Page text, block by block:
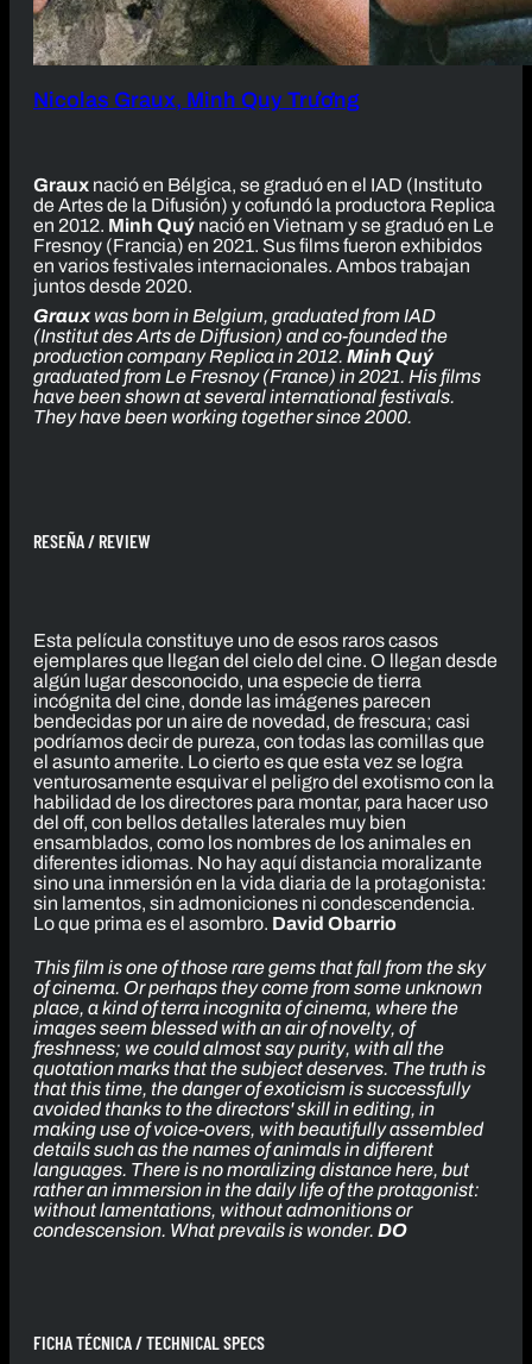
Nicolas Graux, Minh Quy Trương
Graux nació en Bélgica, se graduó en el IAD (Instituto
de Artes de la Difusión) y cofundó la productora Replica
en 2012. Minh Quý nació en Vietnam y se graduó en Le
Fresnoy (Francia) en 2021. Sus films fueron exhibidos
en varios festivales internacionales. Ambos trabajan
juntos desde 2020.
Grauxwas born in Belgium, graduated from IAD
(Institut des Arts de Diffusion) and co-founded the
production company Replica in 2012. Minh Quý
graduated from Le Fresnoy (France) in 2021. His films
have been shown at several international festivals.
They have been working together since 2000.
RESEÑA / REVIEW
Esta película constituye uno de esos raros casos
ejemplares que llegan del cielo del cine. O llegan desde
algún lugar desconocido, una especie de tierra
incógnita del cine, donde las imágenes parecen
bendecidas por un aire de novedad, de frescura; casi
podríamos decir de pureza, con todas las comillas que
el asunto amerite. Lo cierto es que esta vez se logra
venturosamente esquivar el peligro del exotismo con la
habilidad de los directores para montar, para hacer uso
del off, con bellos detalles laterales muy bien
ensamblados, como los nombres de los animales en
diferentes idiomas. No hay aquí distancia moralizante
sino una inmersión en la vida diaria de la protagonista:
sin lamentos, sin admoniciones ni condescendencia.
Lo que prima es el asombro. David Obarrio
This film is one of those rare gems that fall from the sky
of cinema. Or perhaps they come from some unknown
place, a kind of terra incognita of cinema, where the
images seem blessed with an air of novelty, of
freshness; we could almost say purity, with all the
quotation marks that the subject deserves. The truth is
that this time, the danger of exoticism is successfully
avoided thanks to the directors' skill in editing, in
making use of voice-overs, with beautifully assembled
details such as the names of animals in different
languages. There is no moralizing distance here, but
rather an immersion in the daily life of the protagonist:
without lamentations, without admonitions or
condescension. What prevails is wonder. DO
FICHA TÉCNICA / TECHNICAL SPECS